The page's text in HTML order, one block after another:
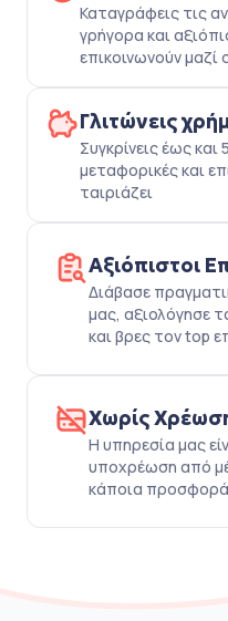
Καταγράφεις τις
γρήγορα και
επικοινωνούν μαζί
Γλιτώνεις
Συγκρίνεις έως
μεταφορικές και
ταιριάζει
Αξιόπιστοι
Διάβασε
μας, αξιολόγησε
και βρες τον top
Χωρίς
Η υπηρεσία μας
υποχρέωση από
κάποια προσφορά